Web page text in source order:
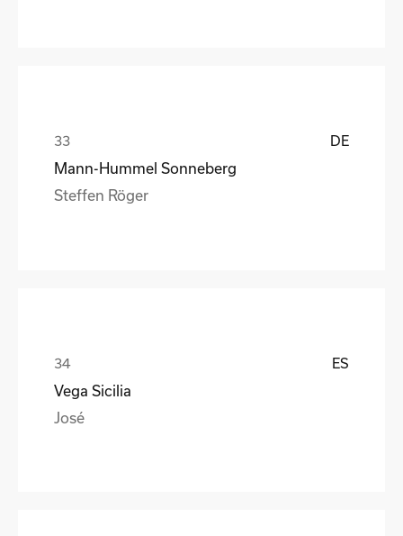
DE
Mann-Hummel Sonneberg
Steffen Röger
ES
Vega Sicilia
José